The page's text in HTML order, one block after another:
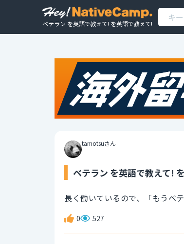
ベテラン を英語で教えて! を英語で教えて!
tamotsuさん
ベテラン を英語で教えて!
長く働いているので、「もうベ
0 527